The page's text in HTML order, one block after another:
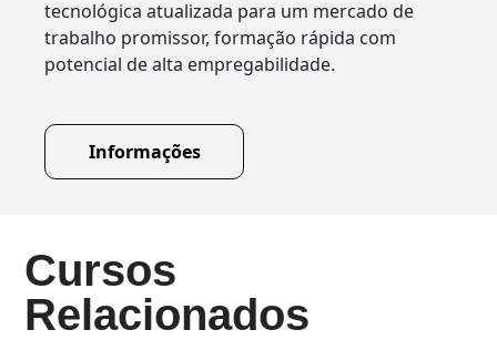
tecnológica atualizada para um mercado de
trabalho promissor, formação rápida com
potencial de alta empregabilidade.
Informações
Cursos
Relacionados